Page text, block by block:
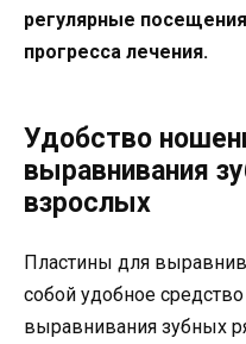
регулярные
прогресса лечения.
Удобство
выравнивания
взрослых
Пластины для
собой удобное
выравнивания зубных